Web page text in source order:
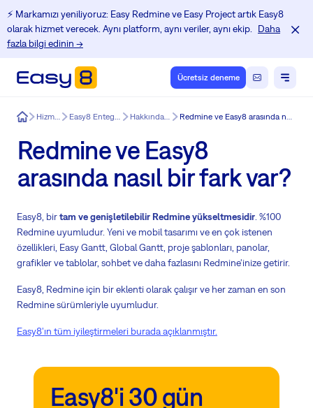
⚡️ Markamızı yeniliyoruz: Easy Redmine ve Easy Project artık Easy8
olarak hizmet verecek. Aynı platform, aynı veriler, aynı ekip.
Daha
fazla bilgi edinin →
Ücretsiz deneme
Easy8 Hizmetler Easy8 Entegrasyonu Hakkında Easy8 Redmine ve Easy8 arasında nasıl bir fark var?
Redmine ve Easy8
arasında nasıl bir fark var?
Easy8, birtam ve genişletilebilir Redmine yükseltmesidir . %100
Redmine uyumludur. Yeni ve mobil tasarımı ve en çok istenen
özellikleri, Easy Gantt, Global Gantt, proje şablonları, panolar,
grafikler ve tablolar, sohbet ve daha fazlasını Redmine'inize getirir.
Easy8, Redmine için bir eklenti olarak çalışır ve her zaman en son
Redmine sürümleriyle uyumludur.
Easy8'ın tüm iyileştirmeleri burada açıklanmıştır.
Easy8'i 30 gün